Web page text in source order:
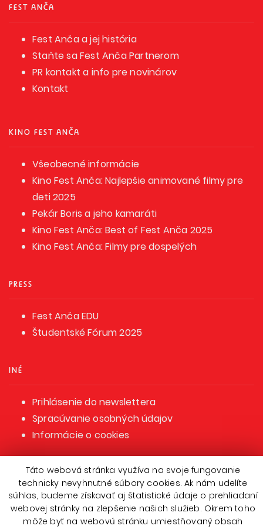
FEST ANČA
Fest Anča a jej história
Staňte sa Fest Anča Partnerom
PR kontakt a info pre novinárov
Kontakt
KINO FEST ANČA
Všeobecné informácie
Kino Fest Anča: Najlepšie animované filmy pre
deti 2025
Pekár Boris a jeho kamaráti
Kino Fest Anča: Best of Fest Anča 2025
Kino Fest Anča: Filmy pre dospelých
PRESS
Fest Anča EDU
Študentské Fórum 2025
INÉ
Prihlásenie do newslettera
Spracúvanie osobných údajov
Informácie o cookies
Táto webová stránka využíva na svoje fungovanie
technicky nevyhnutné súbory cookies. Ak nám udelíte
súhlas, budeme získavať aj štatistické údaje o prehliadaní
webovej stránky na zlepšenie našich služieb. Okrem toho
môže byť na webovú stránku umiestňovaný obsah